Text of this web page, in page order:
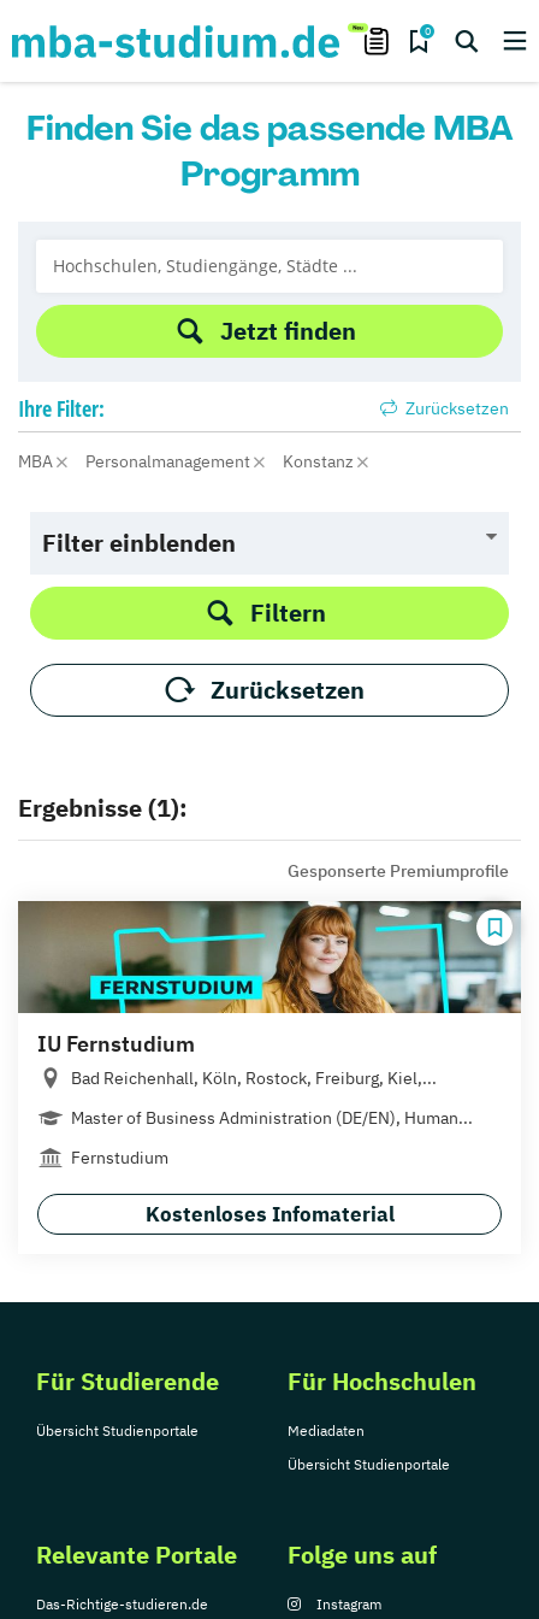
0
Finden Sie das passende MBA
Programm
Jetzt finden
Ihre Filter: Zurücksetzen
MBA Personalmanagement Konstanz
Filter einblenden
Filtern
Zurücksetzen
Ergebnisse (1):
Gesponserte Premiumprofile
IU Fernstudium
Bad Reichenhall, Köln, Rostock, Freiburg, Kiel,...
Master of Business Administration (DE/EN), Human...
Fernstudium
Kostenloses Infomaterial
Für Studierende
Übersicht Studienportale
Für Hochschulen
Mediadaten
Übersicht Studienportale
Relevante Portale
Das-Richtige-studieren.de
Folge uns auf
Instagram